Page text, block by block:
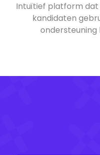
Intuïtief platform
kandidaten